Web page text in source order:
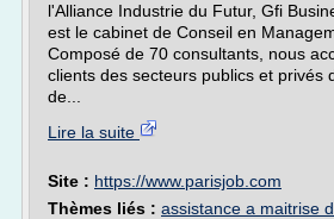
l'Alliance Industrie du Futur, Gfi
est le cabinet de Conseil en
Composé de 70 consultants, nous
clients des secteurs publics et privés
de...
Lire la suite
Site : https://www.parisjob.com
Thèmes liés : assistance a maitrise